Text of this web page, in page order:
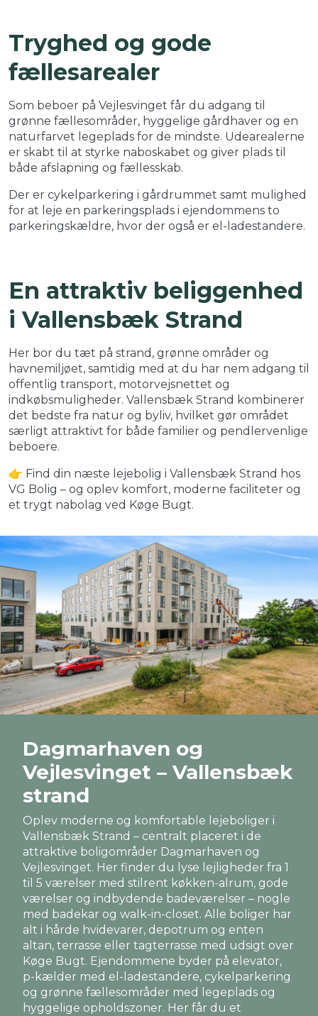
Tryghed og gode
fællesarealer
Som beboer på Vejlesvinget får du adgang til
grønne fællesområder, hyggelige gårdhaver og en
naturfarvet legeplads for de mindste. Udearealerne
er skabt til at styrke naboskabet og giver plads til
både afslapning og fællesskab.
Der er cykelparkering i gårdrummet samt mulighed
for at leje en parkeringsplads i ejendommens to
parkeringskældre, hvor der også er el-ladestandere.
En attraktiv beliggenhed
i Vallensbæk Strand
Her bor du tæt på strand, grønne områder og
havnemiljøet, samtidig med at du har nem adgang til
offentlig transport, motorvejsnettet og
indkøbsmuligheder. Vallensbæk Strand kombinerer
det bedste fra natur og byliv, hvilket gør området
særligt attraktivt for både familier og pendlervenlige
beboere.
👉 Find din næste lejebolig i Vallensbæk Strand hos
VG Bolig – og oplev komfort, moderne faciliteter og
et trygt nabolag ved Køge Bugt.
Dagmarhaven og
Vejlesvinget – Vallensbæk
strand
Oplev moderne og komfortable lejeboliger i
Vallensbæk Strand – centralt placeret i de
attraktive boligområder Dagmarhaven og
Vejlesvinget. Her finder du lyse lejligheder fra 1
til 5 værelser med stilrent køkken-alrum, gode
værelser og indbydende badeværelser – nogle
med badekar og walk-in-closet. Alle boliger har
alt i hårde hvidevarer, depotrum og enten
altan, terrasse eller tagterrasse med udsigt over
Køge Bugt. Ejendommene byder på elevator,
p-kælder med el-ladestandere, cykelparkering
og grønne fællesområder med legeplads og
hyggelige opholdszoner. Her får du et